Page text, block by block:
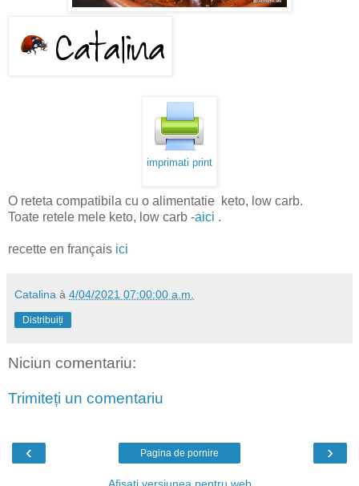
imprimati print
O reteta compatibila cu o alimentatie keto, low carb.
Toate retele mele keto, low carb -aici .
recette en français ici
Catalina à 4/04/2021 07:00:00 a.m.
Distribuiți
Niciun comentariu:
Trimiteți un comentariu
‹ ›
Pagina de pornire